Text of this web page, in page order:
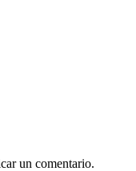
un comentario.